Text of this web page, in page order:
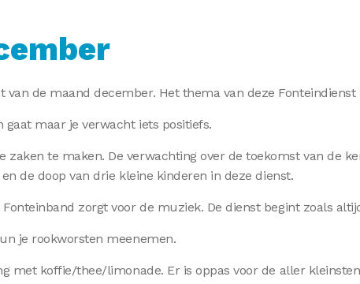
de maand december. Het thema van deze Fonteindienst
maar je verwacht iets positiefs.
te maken. De verwachting over de toekomst van de
de doop van drie kleine kinderen in deze dienst.
zorgt voor de muziek. De dienst begint zoals
je rookworsten meenemen.
met koffie/thee/limonade. Er is oppas voor de aller